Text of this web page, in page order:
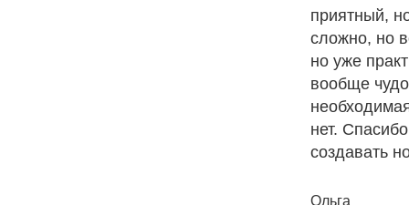
приятный,
сложно, но
но уже
вообще
нет.
создавать
Ольга